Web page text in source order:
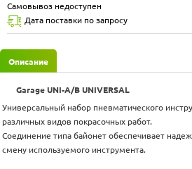
Самовывоз недоступен
Дата поставки по запросу
Описание
Garage UNI-A/B UNIVERSAL
Универсальный набор пневматического
различных видов покрасочных работ.
Соединение типа байонет обеспечивает
смену используемого инструмента.